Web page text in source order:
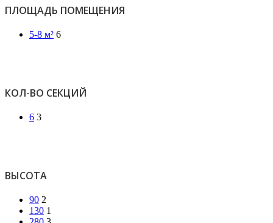
ПЛОЩАДЬ ПОМЕЩЕНИЯ
5-8 м² 6
КОЛ-ВО СЕКЦИЙ
6 3
ВЫСОТА
90 2
130 1